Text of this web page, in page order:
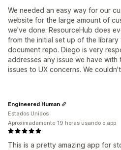
We needed an easy way for our
website for the large amount of
we've done. ResourceHub does
from the initial set up of the
document repo. Diego is very
addresses any issue we have with
issues to UX concerns. We
This is a pretty amazing app for
Engineered Human
Estados Unidos
Aproximadamente 19 horas usando o app